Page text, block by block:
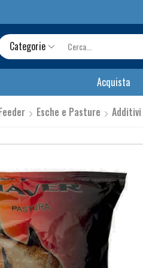
Categorie
Acquista
Esche e Pasture Additivi